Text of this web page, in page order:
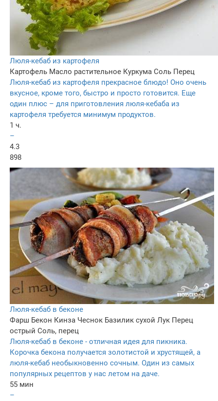
Люля-кебаб из картофеля
Картофель Масло растительное Куркума Соль Перец
Люля-кебаб из картофеля прекрасное блюдо! Оно очень
вкусное, кроме того, быстро и просто готовится. Еще
один плюс – для приготовления люля-кебаба из
картофеля требуется минимум продуктов.
1 ч.
–
4.3
898
Люля-кебаб в беконе
Фарш Бекон Кинза Чеснок Базилик сухой Лук Перец
острый Соль, перец
Люля-кебаб в беконе - отличная идея для пикника.
Корочка бекона получается золотистой и хрустящей, а
люля-кебаб необыкновенно сочным. Один из самых
популярных рецептов у нас летом на даче.
55 мин
–